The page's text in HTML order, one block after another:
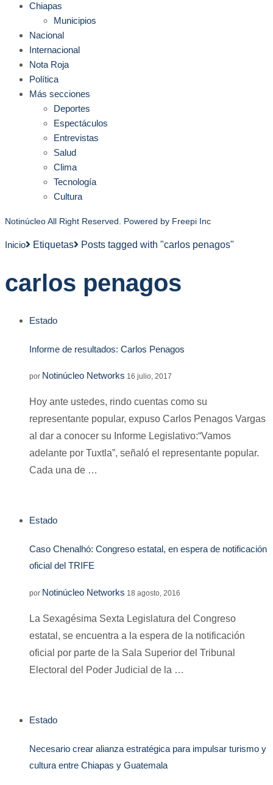
Chiapas
Municipios
Nacional
Internacional
Nota Roja
Política
Más secciones
Deportes
Espectáculos
Entrevistas
Salud
Clima
Tecnología
Cultura
Notinúcleo All Right Reserved. Powered by Freepi Inc
Inicio Etiquetas Posts tagged with "carlos penagos"
carlos penagos
Estado
Informe de resultados: Carlos Penagos
por Notinúcleo Networks 16 julio, 2017
Hoy ante ustedes, rindo cuentas como su
representante popular, expuso Carlos Penagos Vargas
al dar a conocer su Informe Legislativo:“Vamos
adelante por Tuxtla”, señaló el representante popular.
Cada una de …
Estado
Caso Chenalhó: Congreso estatal, en espera de notificación
oficial del TRIFE
por Notinúcleo Networks 18 agosto, 2016
La Sexagésima Sexta Legislatura del Congreso
estatal, se encuentra a la espera de la notificación
oficial por parte de la Sala Superior del Tribunal
Electoral del Poder Judicial de la …
Estado
Necesario crear alianza estratégica para impulsar turismo y
cultura entre Chiapas y Guatemala